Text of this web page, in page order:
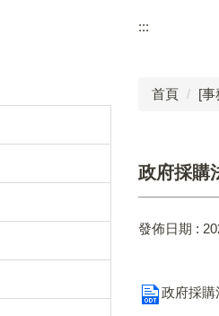
:::
首頁 [事
政府採購
發佈日期 :
政府採購